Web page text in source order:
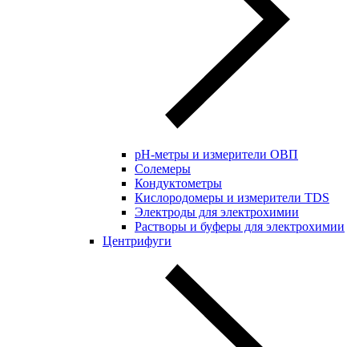
pH-метры и измерители ОВП
Солемеры
Кондуктометры
Кислородомеры и измерители TDS
Электроды для электрохимии
Растворы и буферы для электрохимии
Центрифуги